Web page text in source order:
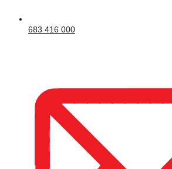
683 416 000